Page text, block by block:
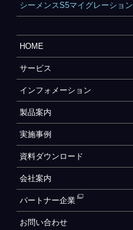
シーメンスS5マイグレーション
HOME
サービス
インフォメーション
製品案内
実施事例
資料ダウンロード
会社案内
パートナー企業
お問い合わせ